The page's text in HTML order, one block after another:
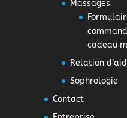
Massages
cadeau
Relation
Sophrologie
Contact